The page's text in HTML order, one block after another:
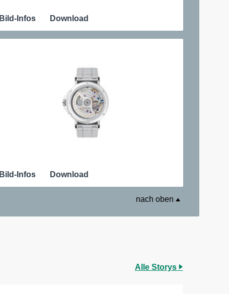
Bild-Infos Download
Bild-Infos Download
nach oben
Alle Storys